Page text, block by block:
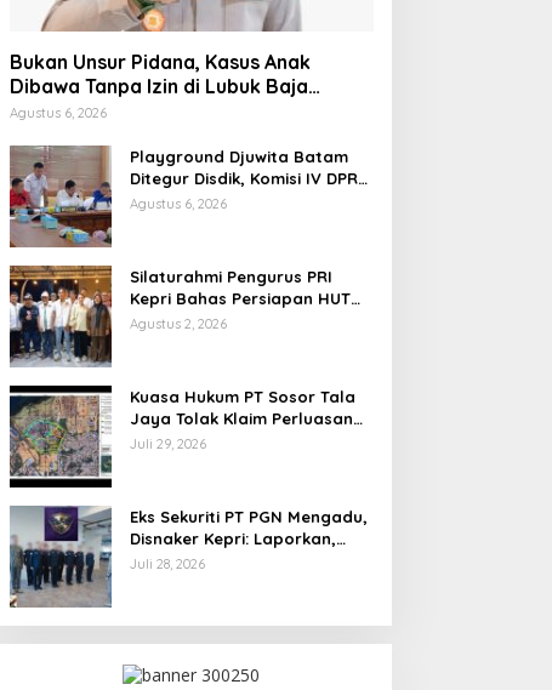
Bukan Unsur Pidana, Kasus Anak
Dibawa Tanpa Izin di Lubuk Baja
Dihentikan
Agustus 6, 2026
Playground Djuwita Batam
Ditegur Disdik, Komisi IV DPRD
Jadwalkan Sidak
Agustus 6, 2026
Silaturahmi Pengurus PRI
Kepri Bahas Persiapan HUT
Ke-1 dan Penguatan
Agustus 2, 2026
Kuasa Hukum PT Sosor Tala
Jaya Tolak Klaim Perluasan
Kampung Tua Batu Merah
Juli 29, 2026
Eks Sekuriti PT PGN Mengadu,
Disnaker Kepri: Laporkan,
Kami Tindak Lanjuti
Juli 28, 2026